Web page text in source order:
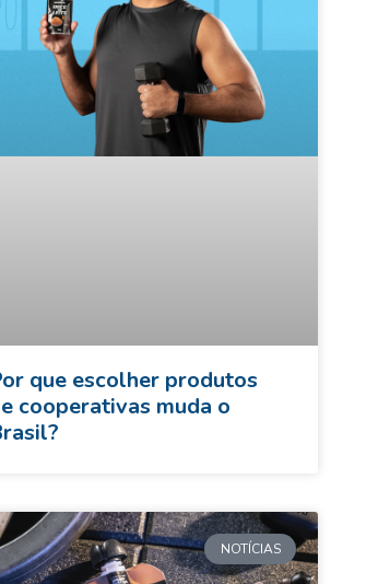
que escolher produtos
cooperativas muda o
NOTÍCIAS